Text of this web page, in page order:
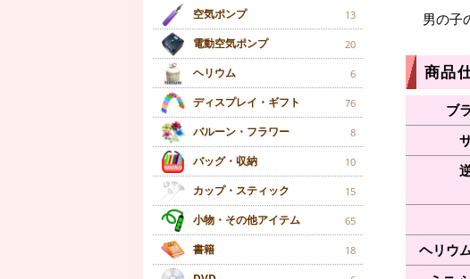
空気ポンプ 13
電動空気ポンプ 20
ヘリウム 6
ディスプレイ・ギフト 76
バルーン・フラワー 8
バッグ・収納 10
カップ・スティック 15
小物・その他アイテム 65
書籍 18
男の子
商品
ブ
ヘリウ